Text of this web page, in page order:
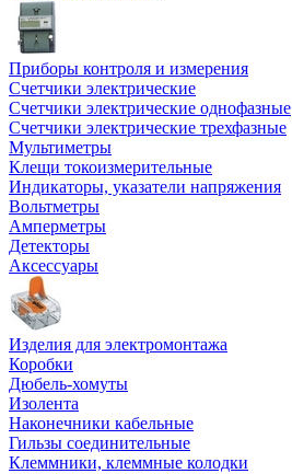
Приборы контроля и измерения
Счетчики электрические
Счетчики электрические однофазные
Счетчики электрические трехфазные
Мультиметры
Клещи токоизмерительные
Индикаторы, указатели напряжения
Вольтметры
Амперметры
Детекторы
Аксессуары
Изделия для электромонтажа
Коробки
Дюбель-хомуты
Изолента
Наконечники кабельные
Гильзы соединительные
Клеммники, клеммные колодки